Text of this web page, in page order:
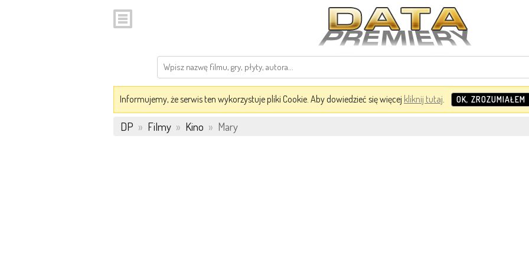
Informujemy, że serwis ten wykorzystuje pliki Cookie. Aby dowiedzieć się więcej kliknij tutaj. OK, ZROZUMIAŁEM
DP » Filmy » Kino » Mary